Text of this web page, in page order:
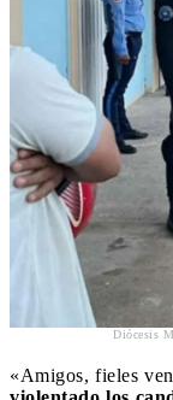
Diócesis
«Amigos, fieles